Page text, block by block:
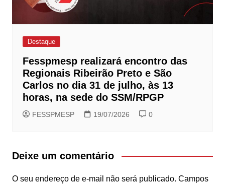
Destaque
Fesspmesp realizará encontro das
Regionais Ribeirão Preto e São
Carlos no dia 31 de julho, às 13
horas, na sede do SSM/RPGP
FESSPMESP 19/07/2026 0
Deixe um comentário
O seu endereço de e-mail não será publicado. Campos